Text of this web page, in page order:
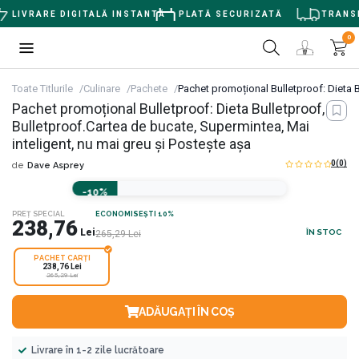
LIVRARE DIGITALĂ INSTANTĂ PLATĂ SECURIZATĂ
0
Toate Titlurile Culinare Pachete Pachet promoțional Bulletproof: Dieta
Pachet promoțional Bulletproof: Dieta Bulletproof,
Bulletproof.Cartea de bucate, Supermintea, Mai
inteligent, nu mai greu și Postește așa
de Dave Asprey 0(0)
-10%
PREȚ SPECIAL
238,76 Lei
ECONOMISEȘTI 10%
265,29Lei ÎN STOC
PACHET CARȚI
238,76 Lei
265,29 Lei
ADĂUGAȚI ÎN COȘ
Livrare în 1-2 zile lucrătoare